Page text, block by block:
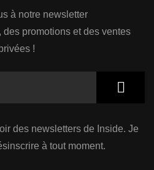
à notre newsletter
des promotions et des ventes
!
des newsletters de Inside. Je
à tout moment.